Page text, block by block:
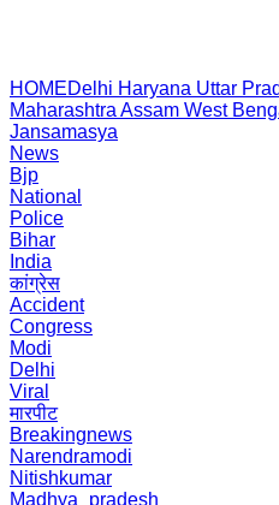
HOMEDelhi Haryana Uttar
Maharashtra Assam West
Jansamasya
News
Bjp
National
Police
Bihar
India
कांग्रेस
Accident
Congress
Modi
Delhi
Viral
मारपीट
Breakingnews
Narendramodi
Nitishkumar
Madhya_pradesh